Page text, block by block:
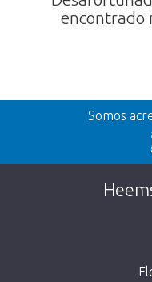
encontrado
Volver
agotado. Haz
Somos